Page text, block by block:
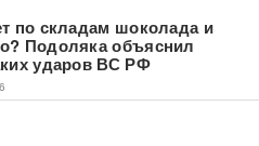
по складам шоколада и
Подоляка объяснил
ударов ВС РФ